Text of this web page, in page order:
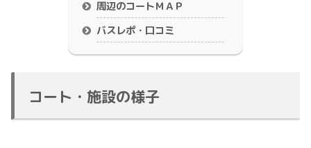
周辺のコートＭＡＰ
バスレポ・口コミ
コート・施設の様子